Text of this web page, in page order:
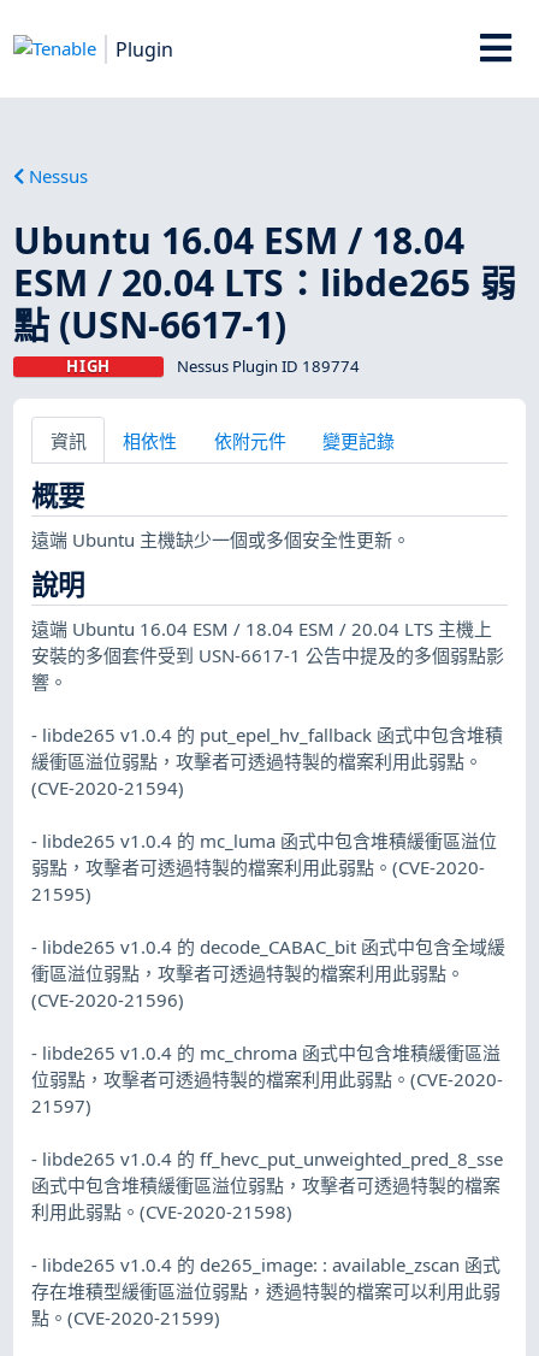
Plugin
Nessus
Ubuntu 16.04 ESM / 18.04
ESM / 20.04 LTS：libde265 弱
點 (USN-6617-1)
HIGH Nessus Plugin ID 189774
資訊 相依性 依附元件 變更記錄
概要
遠端 Ubuntu 主機缺少一個或多個安全性更新。
說明
遠端 Ubuntu 16.04 ESM / 18.04 ESM / 20.04 LTS 主機上
安裝的多個套件受到 USN-6617-1 公告中提及的多個弱點影
響。
- libde265 v1.0.4 的 put_epel_hv_fallback 函式中包含堆積
緩衝區溢位弱點，攻擊者可透過特製的檔案利用此弱點。
(CVE-2020-21594)
- libde265 v1.0.4 的 mc_luma 函式中包含堆積緩衝區溢位
弱點，攻擊者可透過特製的檔案利用此弱點。(CVE-2020-
21595)
- libde265 v1.0.4 的 decode_CABAC_bit 函式中包含全域緩
衝區溢位弱點，攻擊者可透過特製的檔案利用此弱點。
(CVE-2020-21596)
- libde265 v1.0.4 的 mc_chroma 函式中包含堆積緩衝區溢
位弱點，攻擊者可透過特製的檔案利用此弱點。(CVE-2020-
21597)
- libde265 v1.0.4 的 ff_hevc_put_unweighted_pred_8_sse
函式中包含堆積緩衝區溢位弱點，攻擊者可透過特製的檔案
利用此弱點。(CVE-2020-21598)
- libde265 v1.0.4 的 de265_image: : available_zscan 函式
存在堆積型緩衝區溢位弱點，透過特製的檔案可以利用此弱
點。(CVE-2020-21599)